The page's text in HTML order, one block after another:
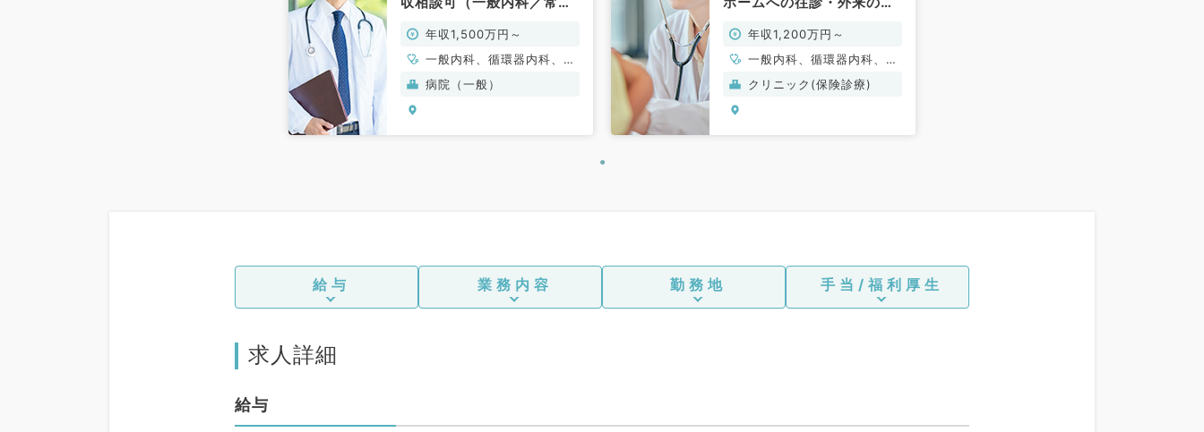
年収1,500万円～
一般内科、循環器内科、呼
吸器内科、消化器内科、内
分泌・代謝内科、腎臓内科
病院（一般）
円～◎（内科系／常勤）
年収1,200万円～
一般内科、循環器内科、呼
吸器内科、消化器内科、老
年内科
クリニック(保険診療)
給与 業務内容 勤務地 手当/福利厚生
求人詳細
給与